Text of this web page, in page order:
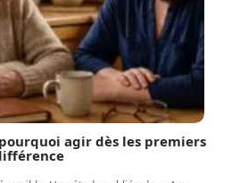
agir dès les premiers